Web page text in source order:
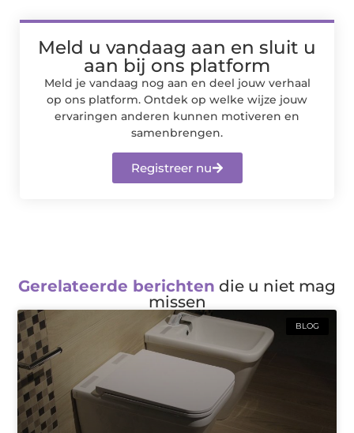
Meld u vandaag aan en sluit u
aan bij ons platform
Meld je vandaag nog aan en deel jouw verhaal
op ons platform. Ontdek op welke wijze jouw
ervaringen anderen kunnen motiveren en
samenbrengen.
Registreer nu
Gerelateerde berichten die u niet mag
missen
BLOG